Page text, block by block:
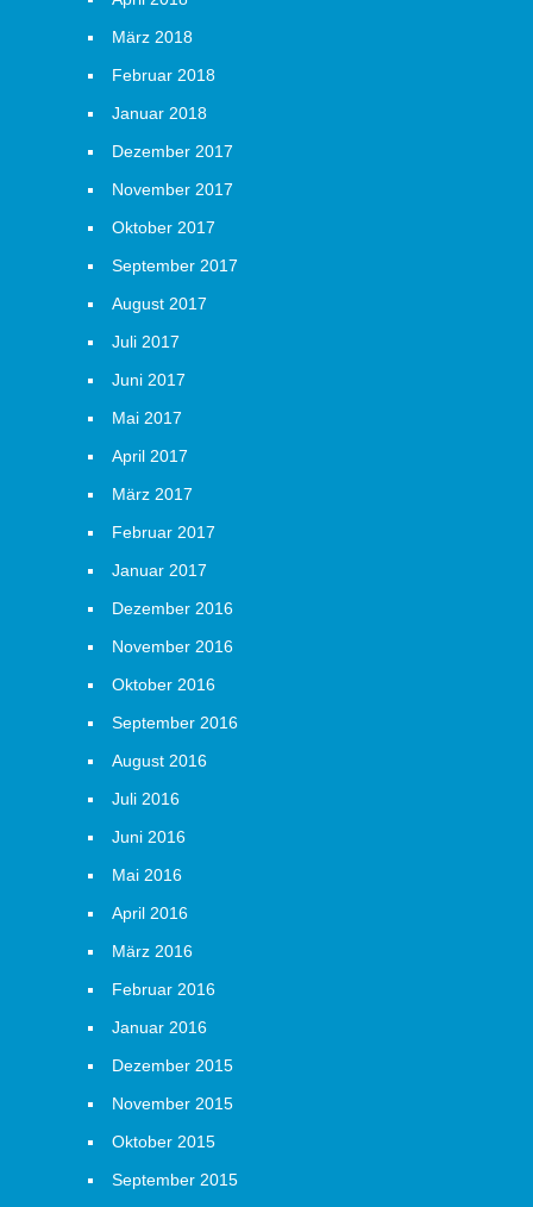
März 2018
Februar 2018
Januar 2018
Dezember 2017
November 2017
Oktober 2017
September 2017
August 2017
Juli 2017
Juni 2017
Mai 2017
April 2017
März 2017
Februar 2017
Januar 2017
Dezember 2016
November 2016
Oktober 2016
September 2016
August 2016
Juli 2016
Juni 2016
Mai 2016
April 2016
März 2016
Februar 2016
Januar 2016
Dezember 2015
November 2015
Oktober 2015
September 2015